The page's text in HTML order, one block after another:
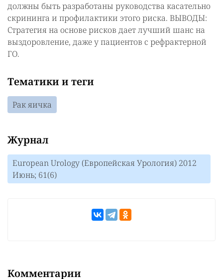
должны быть разработаны руководства касательно
скрининга и профилактики этого риска. ВЫВОДЫ:
Стратегия на основе рисков дает лучший шанс на
выздоровление, даже у пациентов с рефрактерной
ГО.
Тематики и теги
Рак яичка
Журнал
European Urology (Европейская Урология) 2012
Июнь; 61(6)
Комментарии